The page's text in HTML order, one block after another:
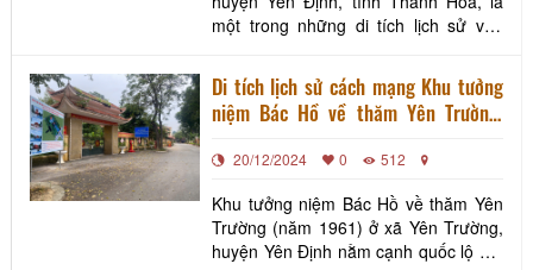
một trong những di tích lịch sử văn
thống thờ thần Đồng Cổ – vị thần bảo
hộ của đất nước. Ngôi đền được xây
dựng từ thời nhà Lý, là nơi tổ chức lễ
quan lại giữ lòng
Di tích lịch sử cách mạng Khu tưởng
niệm Bác Hồ về thăm Yên Trường,
20/12/2024 0 512
Khu tưởng niệm Bác Hồ về thăm Yên
Trường (năm 1961) ở xã Yên Trường,
huyện Yên Định nằm cạnh quốc lộ 47,